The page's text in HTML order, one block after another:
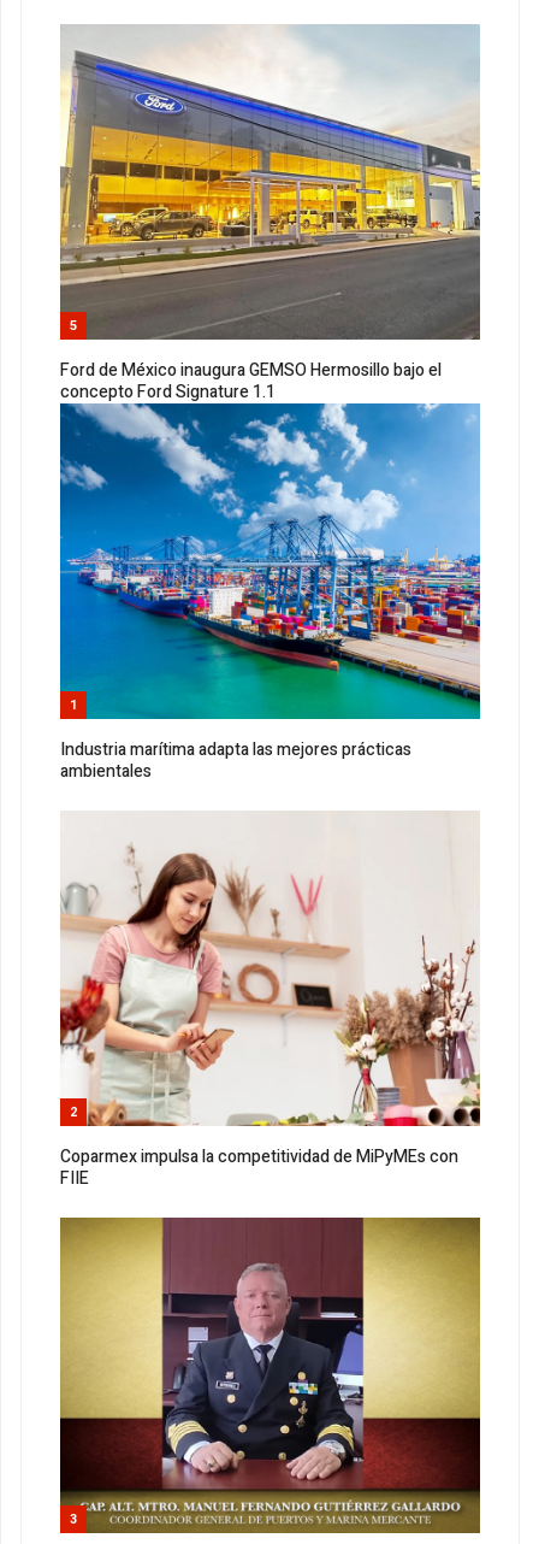
5
Ford de México inaugura GEMSO Hermosillo bajo el
concepto Ford Signature 1.1
1
Industria marítima adapta las mejores prácticas
ambientales
2
Coparmex impulsa la competitividad de MiPyMEs con
FIIE
3